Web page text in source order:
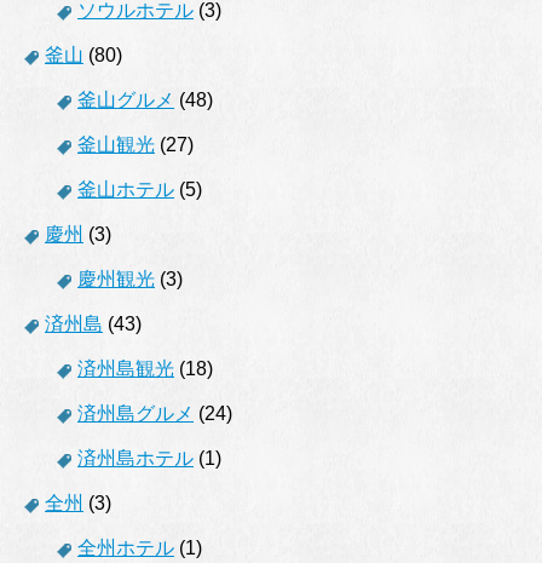
ソウルホテル (3)
釜山 (80)
釜山グルメ (48)
釜山観光 (27)
釜山ホテル (5)
慶州 (3)
慶州観光 (3)
済州島 (43)
済州島観光 (18)
済州島グルメ (24)
済州島ホテル (1)
全州 (3)
全州ホテル (1)